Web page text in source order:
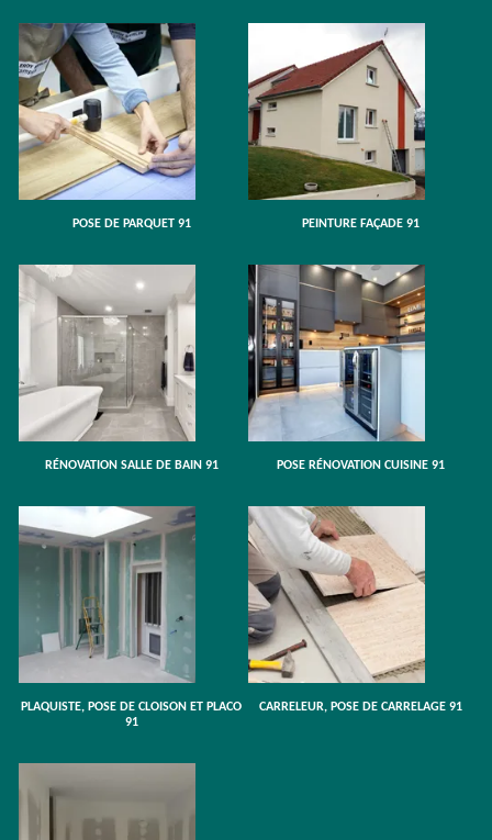
POSE DE PARQUET 91 PEINTURE FAÇADE 91
RÉNOVATION SALLE DE BAIN 91 POSE RÉNOVATION CUISINE 91
PLAQUISTE, POSE DE CLOISON ET PLACO
91
CARRELEUR, POSE DE CARRELAGE 91